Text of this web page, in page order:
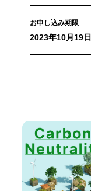
お申し込み期限
2023年10月19